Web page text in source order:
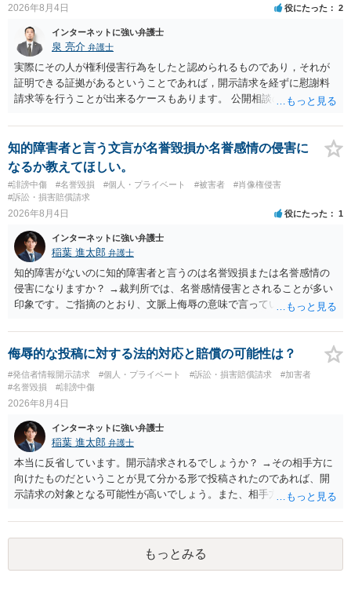
訴訟で判決となった場合は、実際の弁護士費用が認められる場合と認
められない場合があり何ともいえないところでしょう。
2026年8月4日 役にたった 2
インターネットに強い弁護士
泉 亮介 弁護士
実際にその人が権利侵害行為をしたと認められるものであり，それが
証明できる証拠があるということであれば，開示請求を経ずに慰謝料
請求等を行うことが出来るケースもあります。 公開相談の場では回答
に個別に相談されると良いでしょう。
知的障害者と言う文言が名誉毀損か名誉感情の侵害に
なるか教えてほしい。
#誹謗中傷 #名誉毀損 #個人・プライベート #被害者
#肖像権侵害
#訴訟・損害賠償請求
2026年8月4日 役にたった 1
インターネットに強い弁護士
稲葉 進太郎 弁護士
知的障害がないのに知的障害者と言うのは名誉毀損または名誉感情の
侵害になりますか？ →裁判所では、名誉感情侵害とされることが多い
印象です。ご指摘のとおり、文脈上侮辱の意味で言っている点も加味
侮辱的な投稿に対する法的対応と賠償の可能性は？
#発信者情報開示請求 #個人・プライベート #訴訟・損害賠償請求
#加害者
#名誉毀損
#誹謗中傷
2026年8月4日
インターネットに強い弁護士
稲葉 進太郎 弁護士
本当に反省しています。開示請求されるでしょうか？ →その相手方に
向けたものだということが見て分かる形で投稿されたのであれば、開
示請求の対象となる可能性が高いでしょう。また、相手方の投稿した
と存じます。発信者情報開示請求が進むと、投稿に使った回線の契約
者のところに、意見照会がなされます。アカウント情報開示の場合
は、アカウントの登録メールに意見照会がなされます。 また、された
場合賠償金はいくらでしょうか。 →ケースバイケースであり、数万円
もっとみる